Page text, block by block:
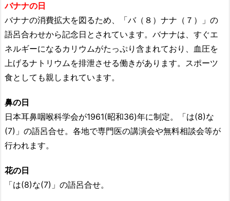
バナナの日
バナナの消費拡大を図るため、「バ（８）ナナ（７）」の
語呂合わせから記念日とされています。 バナナは、すぐエ
ネルギーになるカリウムがたっぷり含まれており、血圧を
上げるナトリウムを排泄させる働きがあります。 スポーツ
食としても親しまれています。
鼻の日
日本耳鼻咽喉科学会が1961(昭和36)年に制定。「は(8)な
(7)」の語呂合せ。各地で専門医の講演会や無料相談会等が
行われます。
花の日
「は(8)な(7)」の語呂合せ。